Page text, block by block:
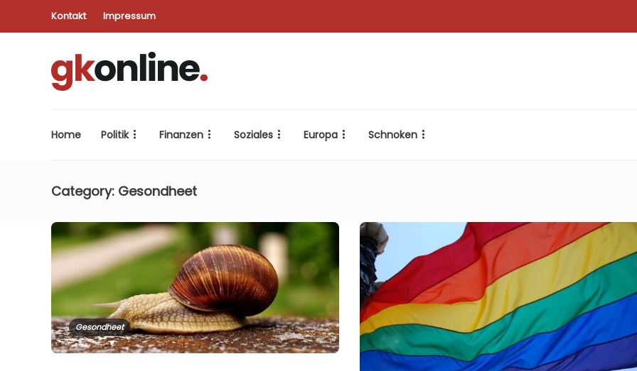
Kontakt Impressum
Home Politik Finanzen Soziales Europa Schnoken
Category: Gesondheet
Gesondheet